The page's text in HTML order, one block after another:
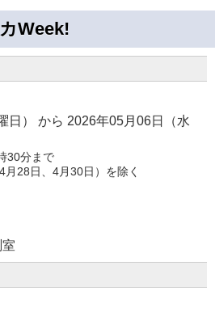
Week!
日） から 2026年05月06日（水
30分まで
28日、4月30日）を除く